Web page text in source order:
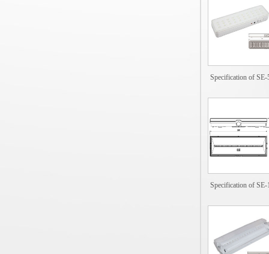
Specification of SE-
Specification of SE-